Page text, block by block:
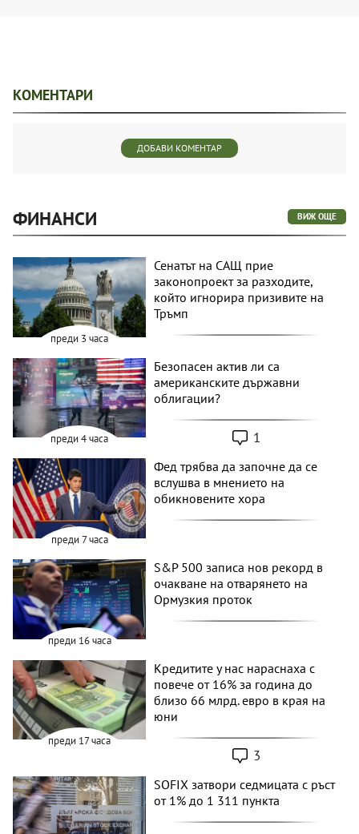
КОМЕНТАРИ
ДОБАВИ КОМЕНТАР
ФИНАНСИ ВИЖ ОЩЕ
преди 3 часа
Сенатът на САЩ прие
законопроект за разходите,
който игнорира призивите на
Тръмп
преди 4 часа
Безопасен актив ли са
американските държавни
облигации?
1
преди 7 часа
Фед трябва да започне да се
вслушва в мнението на
обикновените хора
преди 16 часа
S&P 500 записа нов рекорд в
очакване на отварянето на
Ормузкия проток
преди 17 часа
Кредитите у нас нараснаха с
повече от 16% за година до
близо 66 млрд. евро в края на
юни
3
SOFIX затвори седмицата с ръст
от 1% до 1 311 пункта